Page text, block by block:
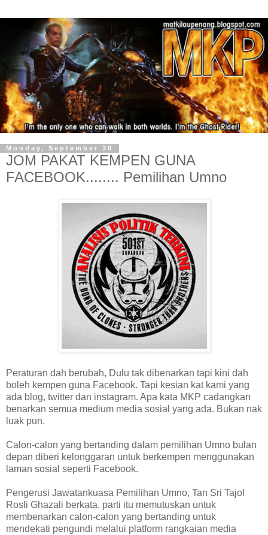
Monday, September 30
JOM PAKAT KEMPEN GUNA
FACEBOOK........ Pemilihan Umno
Peraturan dah berubah, Dulu tak dibenarkan tapi kini dah
boleh kempen guna Facebook. Tapi kesian kat kami yang
ada blog, twitter dan instagram. Apa kata MKP cadangkan
benarkan semua medium media sosial yang ada. Bukan nak
luak pun.
Calon-calon yang bertanding dalam pemilihan Umno bulan
depan diberi kelonggaran untuk berkempen menggunakan
laman sosial seperti Facebook.
Pengerusi Jawatankuasa Pemilihan Umno, Tan Sri Tajol
Rosli Ghazali berkata, parti itu memutuskan untuk
membenarkan calon-calon yang bertanding untuk
mendekati pengundi melalui platform rangkaian media